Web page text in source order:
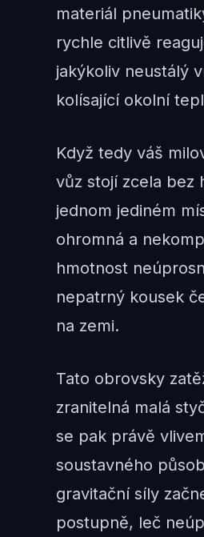
materiál
rychle citlivě
jakýkoliv neustálý
kolísající okolní
Když tedy váš
vůz stojí zcela bez
jednom jediném
ohromná a
hmotnost
nepatrný kousek
na zemi.
Tato obrovsky
zranitelná malá
se pak právě
soustavného
gravitační síly
postupně, leč